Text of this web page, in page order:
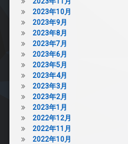
2023年10月
2023年9月
2023年8月
2023年7月
2023年6月
2023年5月
2023年4月
2023年3月
2023年2月
2023年1月
2022年12月
2022年11月
2022年10月